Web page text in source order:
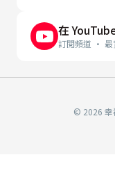
在
訂閱頻道 · 最
© 2026 幸